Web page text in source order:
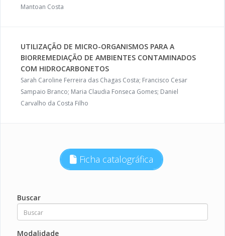
Mantoan Costa
UTILIZAÇÃO DE MICRO-ORGANISMOS PARA A
BIORREMEDIAÇÃO DE AMBIENTES CONTAMINADOS
COM HIDROCARBONETOS
Sarah Caroline Ferreira das Chagas Costa; Francisco Cesar
Sampaio Branco; Maria Claudia Fonseca Gomes; Daniel
Carvalho da Costa Filho
Ficha catalográfica
Buscar
Modalidade